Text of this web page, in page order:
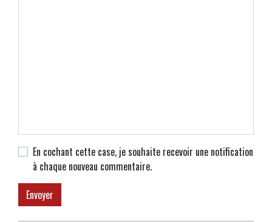
En cochant cette case, je souhaite recevoir une notification
à chaque nouveau commentaire.